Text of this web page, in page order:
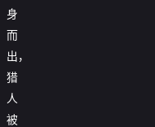
身
而
出，
猎
人
被